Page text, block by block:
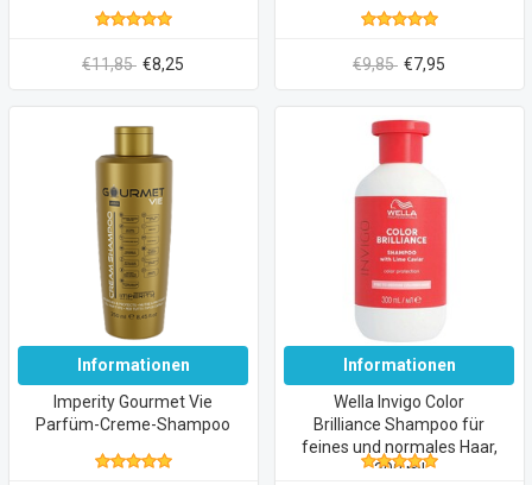
€11,85 €8,25 €9,85 €7,95
Informationen
Imperity Gourmet Vie
Parfüm-Creme-Shampoo
Informationen
Wella Invigo Color
Brilliance Shampoo für
feines und normales Haar,
300 ml